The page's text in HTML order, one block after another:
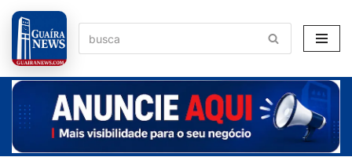
Pular
para
o
conteúdo